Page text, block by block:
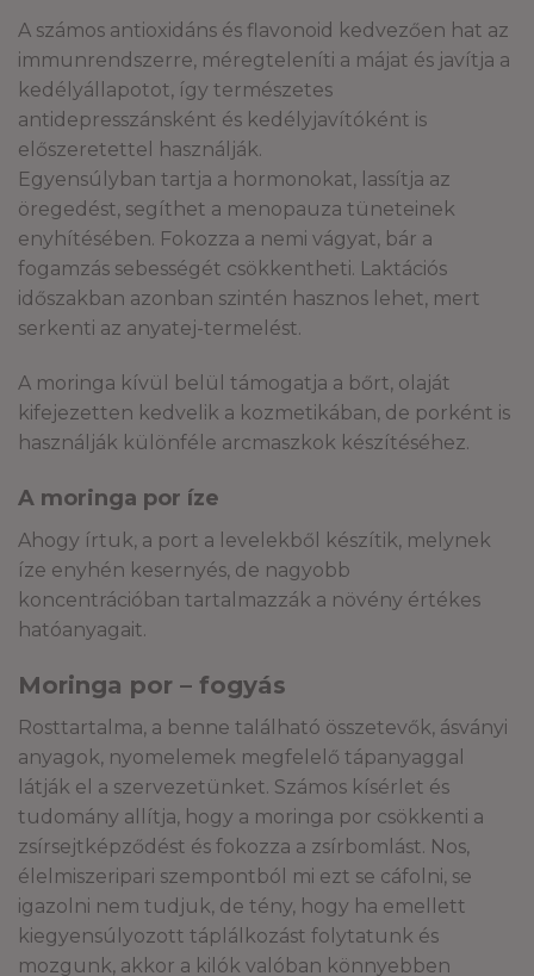
A számos antioxidáns és flavonoid kedvezően hat az
immunrendszerre, méregteleníti a májat és javítja a
kedélyállapotot, így természetes
antidepresszánsként és kedélyjavítóként is
előszeretettel használják.
Egyensúlyban tartja a hormonokat, lassítja az
öregedést, segíthet a menopauza tüneteinek
enyhítésében. Fokozza a nemi vágyat, bár a
fogamzás sebességét csökkentheti. Laktációs
időszakban azonban szintén hasznos lehet, mert
serkenti az anyatej-termelést.
A moringa kívül belül támogatja a bőrt, olaját
kifejezetten kedvelik a kozmetikában, de porként is
használják különféle arcmaszkok készítéséhez.
A moringa por íze
Ahogy írtuk, a port a levelekből készítik, melynek
íze enyhén kesernyés, de nagyobb
koncentrációban tartalmazzák a növény értékes
hatóanyagait.
Moringa por – fogyás
Rosttartalma, a benne található összetevők, ásványi
anyagok, nyomelemek megfelelő tápanyaggal
látják el a szervezetünket. Számos kísérlet és
tudomány allítja, hogy a moringa por csökkenti a
zsírsejtképződést és fokozza a zsírbomlást. Nos,
élelmiszeripari szempontból mi ezt se cáfolni, se
igazolni nem tudjuk, de tény, hogy ha emellett
kiegyensúlyozott táplálkozást folytatunk és
mozgunk, akkor a kilók valóban könnyebben